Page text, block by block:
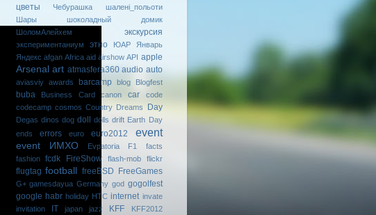
цветы Чебурашка
шалені_польоти
Шары
шоколадный домик
ШоломАлейхем
экскурсия
экспериментаниум этно ЮАР
Январь
Яндекс afgan Africa aid airshow API apple
Arsenal art atmasfera360 audio auto
aviasviy awards barcamp blog Blogfest
buba Business Card canon car
code
codecamp cosmos Country Dreams Day
Degas dinos dog doll dolls drift Earth Day
ends
errors euro euro2012 event
event ИМХО Evpatoria F1
facts
fashion
fcdk FireShow flash-mob flickr
flugtag football freeBSD FreeGames
G+ gаmesdауuа Germany god gogolfest
google habr holiday HTC internet invate
invitation
IT japan jazz KFF
KFF2012